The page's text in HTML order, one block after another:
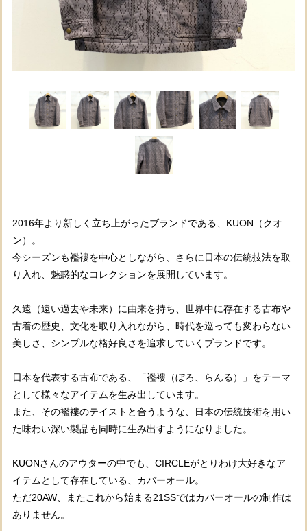
2016年より新しく立ち上がったブランドである、KUON（クオ
ン）。
今シーズンも襤褸を中心としながら、さらに日本の伝統技法を取
り入れ、魅惑的なコレクションを展開しています。
久遠（遠い過去や未来）に由来を持ち、世界中に存在する古布や
古着の歴史、文化を取り入れながら、時代を巡っても変わらない
美しさ、シンプルな格好良さを追求していくブランドです。
日本を代表する古布である、「襤褸（ぼろ、らんる）」をテーマ
として様々なアイテムを生み出しています。
また、その襤褸のテイストと合うような、日本の伝統技術を用い
た味わい深い製品も同時に生み出すようになりました。
KUONさんのアウターの中でも、CIRCLEがとりわけ大好きなア
イテムとして存在している、カバーオール。
ただ20AW、またこれから始まる21SSではカバーオールの制作は
ありません。